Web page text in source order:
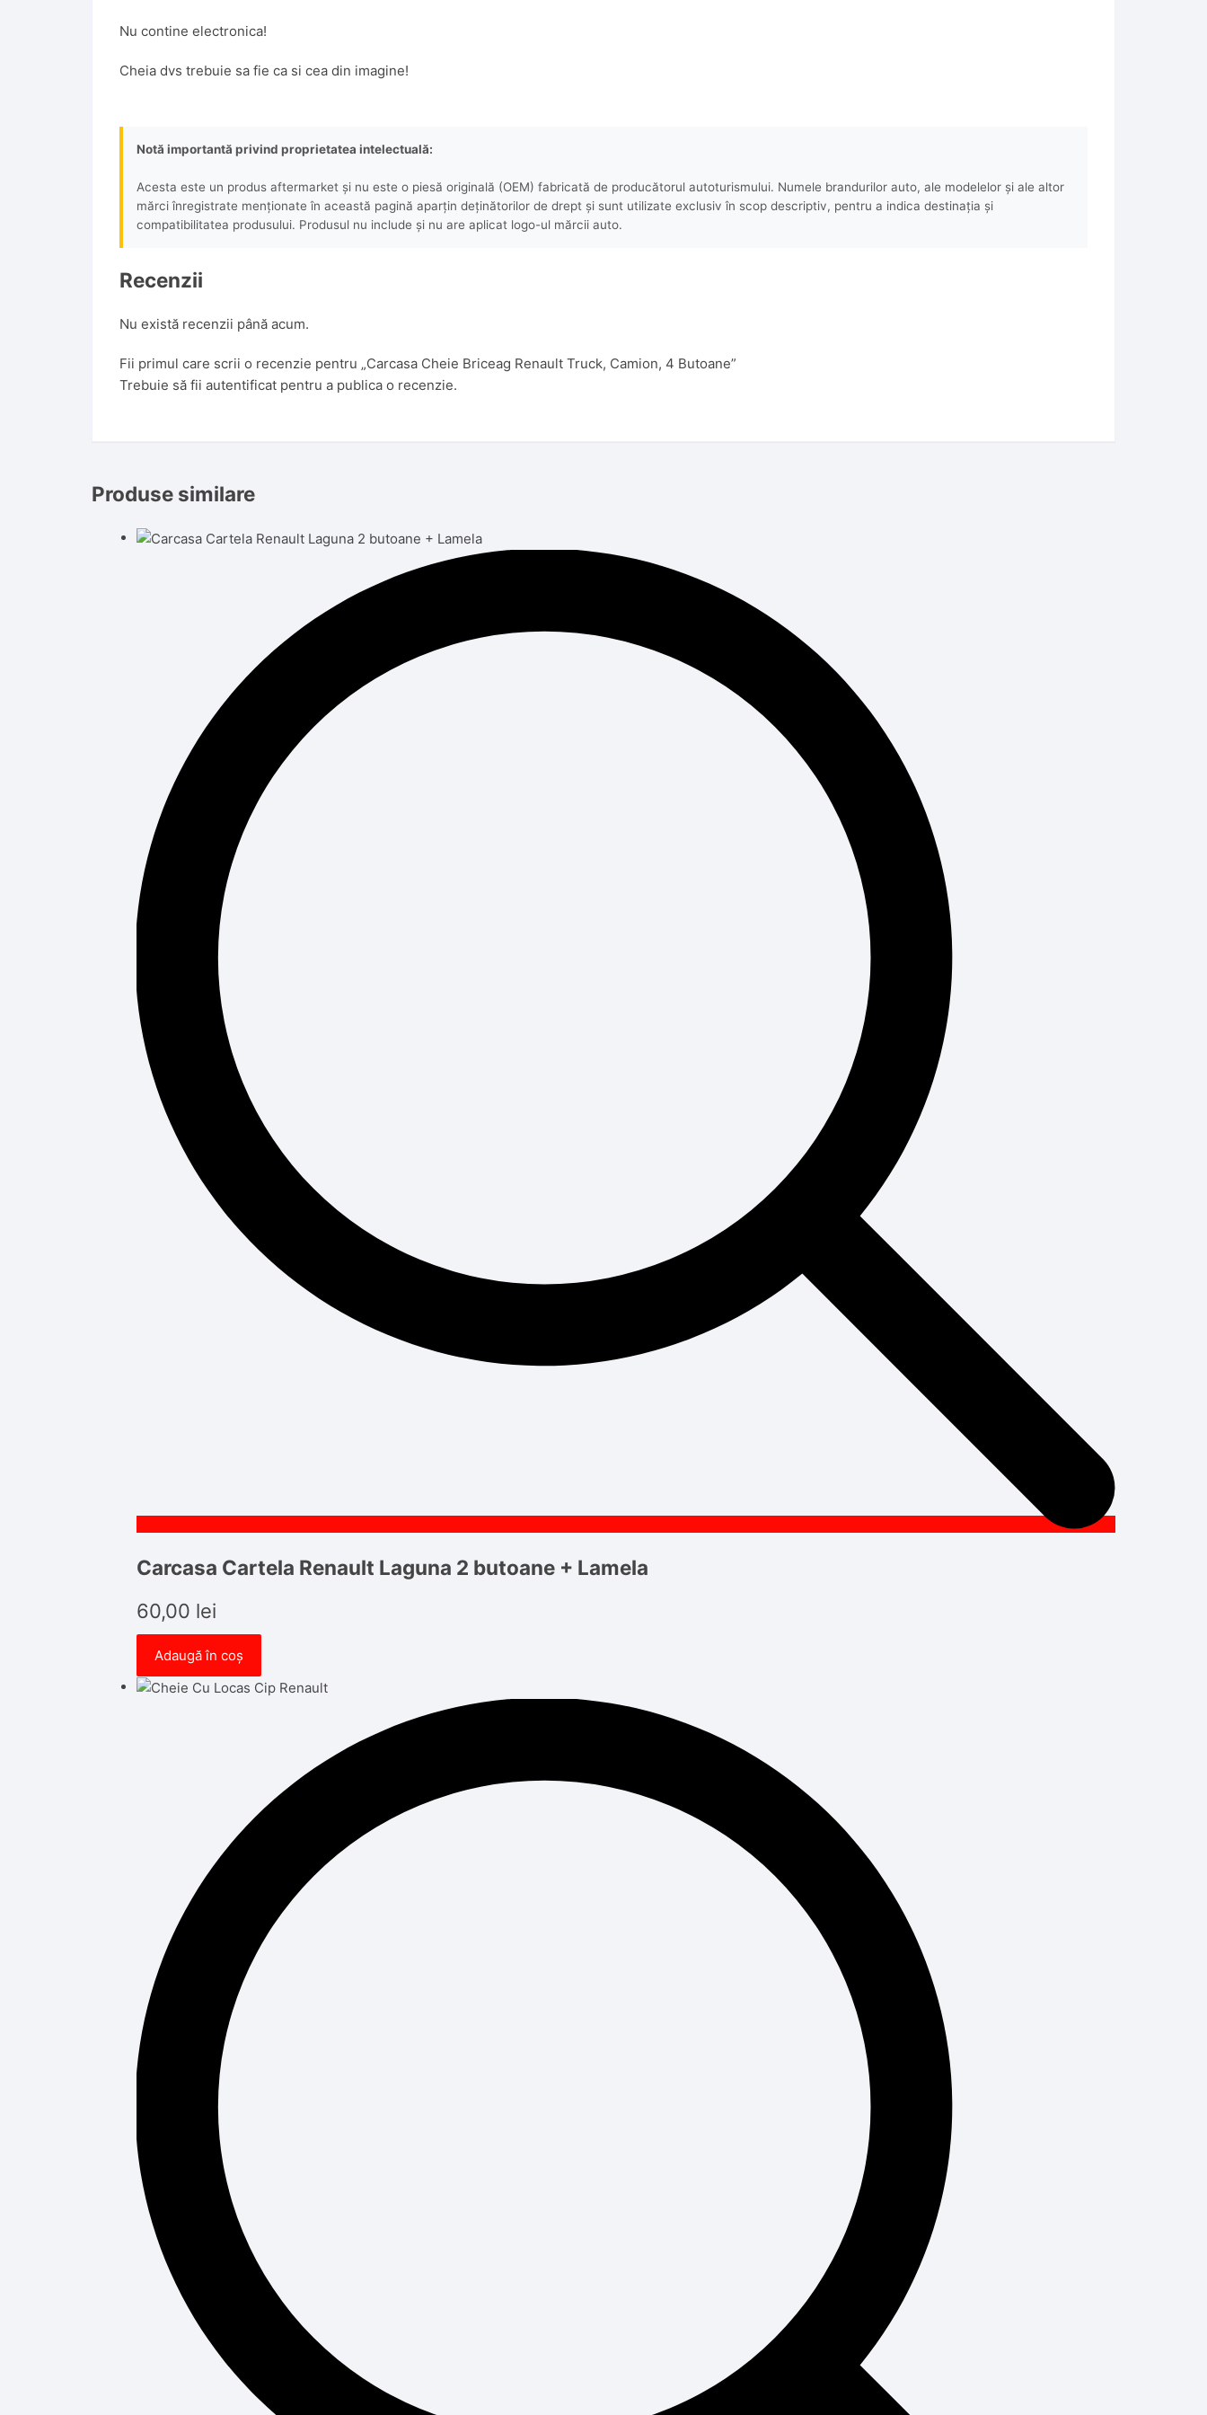
Nu contine electronica!
Cheia dvs trebuie sa fie ca si cea din imagine!
Notă importantă privind proprietatea intelectuală:
Acesta este un produs aftermarket și nu este o piesă originală (OEM) fabricată de producătorul autoturismului. Numele brandurilor auto, ale modelelor și ale altor
mărci înregistrate menționate în această pagină aparțin deținătorilor de drept și sunt utilizate exclusiv în scop descriptiv, pentru a indica destinația și
compatibilitatea produsului. Produsul nu include și nu are aplicat logo-ul mărcii auto.
Recenzii
Nu există recenzii până acum.
Fii primul care scrii o recenzie pentru „Carcasa Cheie Briceag Renault Truck, Camion, 4 Butoane”
Trebuie să fii autentificat pentru a publica o recenzie.
Produse similare
Carcasa Cartela Renault Laguna 2 butoane + Lamela
60,00 lei
Adaugă în coș